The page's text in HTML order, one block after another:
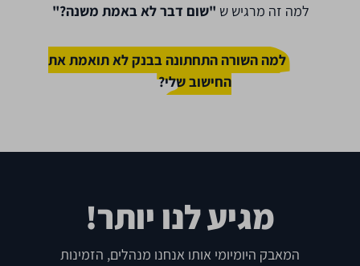
למה זה מרגיש ש "שום דבר לא באמת משנה?"
למה השורה התחתונה בבנק לא תואמת את
החישוב שלי?
מגיע לנו יותר!
המאבק היומיומי אותו אנחנו מנהלים, הזמינות